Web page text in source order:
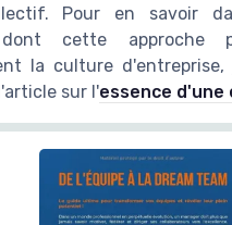
Pour en savoir
dont cette approche
la culture
sur l'essence